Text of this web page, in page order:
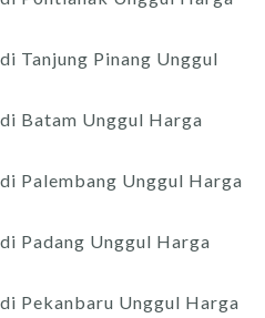
Tanjung Pinang Unggul
Batam Unggul Harga
Palembang Unggul Harga
Padang Unggul Harga
Pekanbaru Unggul Harga